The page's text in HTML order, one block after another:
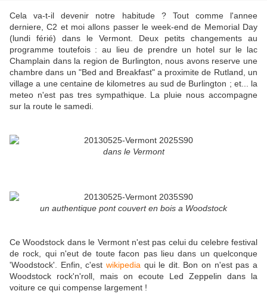
Cela va-t-il devenir notre habitude ? Tout comme l'annee
derniere, C2 et moi allons passer le week-end de Memorial Day
(lundi férié) dans le Vermont. Deux petits changements au
programme toutefois : au lieu de prendre un hotel sur le lac
Champlain dans la region de Burlington, nous avons reserve une
chambre dans un "Bed and Breakfast" a proximite de Rutland, un
village a une centaine de kilometres au sud de Burlington ; et... la
meteo n'est pas tres sympathique. La pluie nous accompagne
sur la route le samedi.
dans le Vermont
un authentique pont couvert en bois a Woodstock
Ce Woodstock dans le Vermont n'est pas celui du celebre festival
de rock, qui n'eut de toute facon pas lieu dans un quelconque
'Woodstock'. Enfin, c'est wikipedia qui le dit. Bon on n'est pas a
Woodstock rock'n'roll, mais on ecoute Led Zeppelin dans la
voiture ce qui compense largement !